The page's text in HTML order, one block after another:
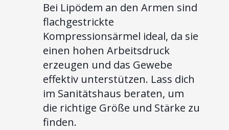
Bei Lipödem an den Armen sind
flachgestrickte
Kompressionsärmel ideal, da sie
einen hohen Arbeitsdruck
erzeugen und das Gewebe
effektiv unterstützen. Lass dich
im Sanitätshaus beraten, um
die richtige Größe und Stärke zu
finden.